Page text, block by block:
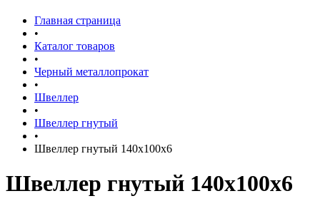
Главная страница
•
Каталог товаров
•
Черный металлопрокат
•
Швеллер
•
Швеллер гнутый
•
Швеллер гнутый 140х100х6
Швеллер гнутый 140х100х6